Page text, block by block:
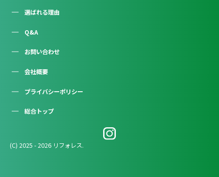
選ばれる理由
Q&A
お問い合わせ
会社概要
プライバシーポリシー
総合トップ
(C) 2025 - 2026 リフォレス.